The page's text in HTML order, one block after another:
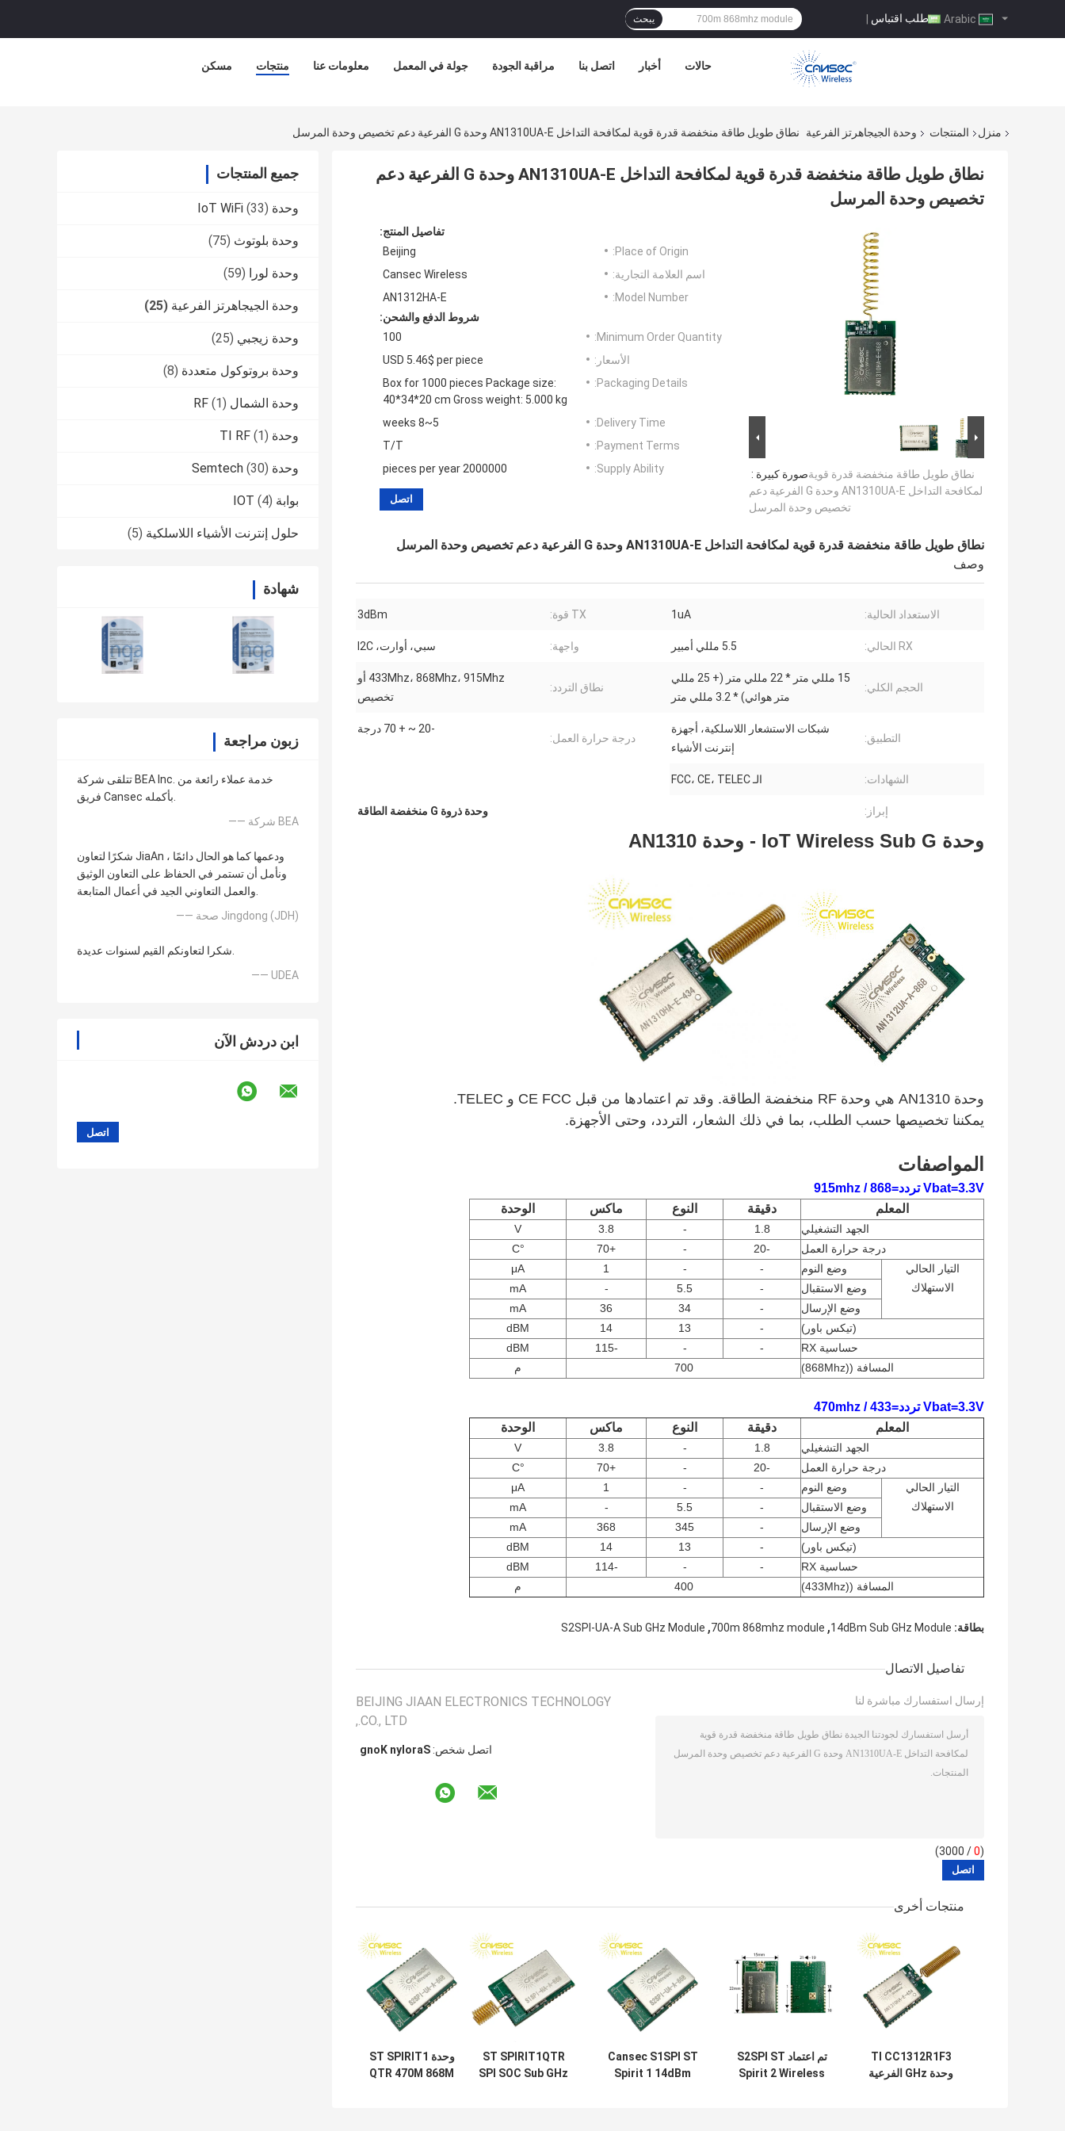
طلب اقتباس | يبحث
مسكن منتجات معلومات عنا جولة في المعمل مراقبة الجودة اتصل بنا أخبار حالات
منزل المنتجات وحدة الجيجاهرتز الفرعية نطاق طويل طاقة منخفضة قدرة قوية لمكافحة التداخل AN1310UA-E وحدة G الفرعية دعم تخصيص وحدة المرسل
جميع المنتجات
وحدة IoT WiFi (33)
وحدة بلوتوث (75)
وحدة لورا (59)
وحدة الجيجاهرتز الفرعية (25)
وحدة زيجبي (25)
وحدة بروتوكول متعددة (8)
وحدة الشمال RF (1)
وحدة TI RF (1)
وحدة Semtech (30)
بوابة IOT (4)
حلول إنترنت الأشياء اللاسلكية (5)
شهادة
زبون مراجعة
تتلقى شركة BEA Inc. خدمة عملاء رائعة من
فريق Cansec بأكمله.
—— شركة BEA
شكرًا لتعاون JiaAn ودعمها كما هو الحال دائمًا ،
ونأمل أن تستمر في الحفاظ على التعاون الوثيق
والعمل التعاوني الجيد في أعمال المتابعة.
—— صحة Jingdong (JDH)
شكرا لتعاونكم القيم لسنوات عديدة.
—— UDEA
ابن دردش الآن
نطاق طويل طاقة منخفضة قدرة قوية لمكافحة التداخل AN1310UA-E وحدة G الفرعية دعم
تخصيص وحدة المرسل
صورة كبيرة :نطاق طويل طاقة منخفضة قدرة قوية
لمكافحة التداخل AN1310UA-E وحدة G الفرعية دعم
تخصيص وحدة المرسل
تفاصيل المنتج:
Place of Origin:
Beijing
اسم العلامة التجارية:
Cansec Wireless
Model Number:
AN1312HA-E
شروط الدفع والشحن:
Minimum Order Quantity:
100
الأسعار:
USD 5.46$ per piece
Packaging Details:
Box for 1000 pieces Package size:
40*34*20 cm Gross weight: 5.000 kg
Delivery Time:
5~8 weeks
Payment Terms:
T/T
Supply Ability:
2000000 pieces per year
اتصل
نطاق طويل طاقة منخفضة قدرة قوية لمكافحة التداخل AN1310UA-E وحدة G الفرعية دعم تخصيص وحدة المرسل
وصف
الاستعداد الحالية: 1uA TX قوة: 3dBm
RX الحالي: 5.5 مللي أمبير واجهة: سبي، أوارت، I2C
الحجم الكلي:
15 مللي متر * 22 مللي متر (+ 25 مللي
متر هوائي) * 3.2 مللي متر
نطاق التردد:
433Mhz، 868Mhz، 915Mhz أو
تخصيص
التطبيق:
شبكات الاستشعار اللاسلكية، أجهزة
إنترنت الأشياء
درجة حرارة العمل:
-20 ~ + 70 درجة
الشهادات: الـ FCC، CE، TELEC
إبراز: وحدة ذروة G منخفضة الطاقة
وحدة IoT Wireless Sub G - وحدة AN1310
وحدة AN1310 هي وحدة RF منخفضة الطاقة. وقد تم اعتمادها من قبل CE FCC و TELEC.
يمكننا تخصيصها حسب الطلب، بما في ذلك الشعار، التردد، وحتى الأجهزة.
المواصفات
Vbat=3.3V تردد=868 / 915mhz
المعلم
دقيقة النوع ماكس الوحدة
الجهد التشغيلي 1.8
-
3.8
V
درجة حرارة العمل
-20
-
+70
°C
التيار الحالي
الاستهلاك
وضع النوم -
-
1
μA
وضع الاستقبال
-
5.5
-
mA
وضع الإرسال
-
34
36
mA
(تيكس باور)
-
13
14
dBM
حساسية RX
-
-
-115
dBM
المسافة ((868Mhz)
700 م
Vbat=3.3V تردد=433 / 470mhz
المعلم
دقيقة النوع ماكس الوحدة
الجهد التشغيلي 1.8
-
3.8
V
درجة حرارة العمل
-20
-
+70
°C
التيار الحالي
الاستهلاك
وضع النوم -
-
1
μA
وضع الاستقبال
-
5.5
-
mA
وضع الإرسال
-
345
368
mA
(تيكس باور)
-
13
14
dBM
حساسية RX
-
-
-114
dBM
المسافة ((433Mhz)
400 م
بطاقة: 14dBm Sub GHz Module
,
700m 868mhz module
,
S2SPI-UA-A Sub GHz Module
تفاصيل الاتصال
BEIJING JIAAN ELECTRONICS TECHNOLOGY
CO., LTD.,
اتصل شخص: Sarolyn Kong
إرسال استفسارك مباشرة لنا
(
0
/ 3000)
منتجات أخرى
TI CC1312R1F3
وحدة GHz الفرعية
تم اعتماد S2SPI ST
Spirit 2 Wireless
Cansec S1SPI ST
Spirit 1 14dBm
ST SPIRIT1QTR
SPI SOC Sub GHz
وحدة ST SPIRIT1
QTR 470M 868M